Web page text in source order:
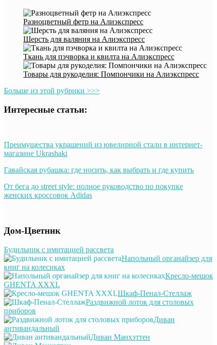
Разноцветный фетр на Алиэкспресс
Шерсть для валяния на Алиэкспресс
Ткань для пэчворка и квилта на Алиэкспресс
Товары для рукоделия: Помпончики на Алиэкспресс
Больше из этой рубрики >>>
Интересные статьи:
Преимущества украшений из ювелирной стали в интернет-
магазине Ukrashaki
Гавайская рубашка: где носить, как выбрать и где купить
От бега до street style: полное руководство по покупке
женских кроссовок Adidas
Дом-Цветник
Будильник с имитацией рассвета
Напольный органайзер для
книг на колесиках
Кресло-мешок
GHENTA XXXL
Шкаф-Пенал-Стеллаж
Раздвижной лоток для столовых
приборов
Диван
антивандальный
Диван Манхэттен